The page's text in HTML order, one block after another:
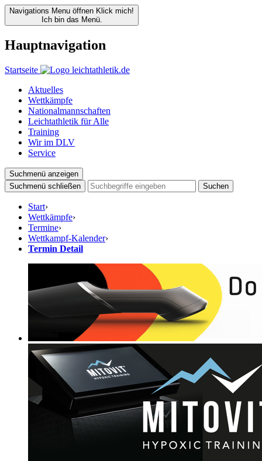
Navigations Menu öffnen Klick mich!
Ich bin das Menü.
Hauptnavigation
Startseite
Aktuelles
Wettkämpfe
Nationalmannschaften
Leichtathletik für Alle
Training
Wir im DLV
Service
Suchmenü anzeigen
Suchmenü schließen
Suchen
Start›
Wettkämpfe›
Termine›
Wettkampf-Kalender›
Termin Detail